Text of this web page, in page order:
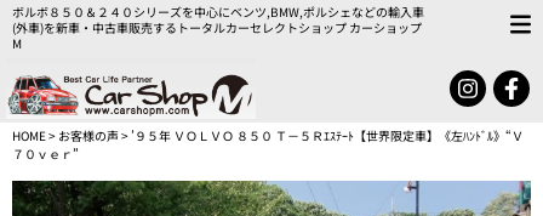
ボルボ８５０＆２４０シリーズを中心にベンツ,BMW,ポルシェなどの輸入車
(外車)を新車・中古車販売するトータルカーセレクトショップ カーショップ
M
HOME> お客様の声> ’９５年 ＶＯＬＶＯ ８５０ Ｔ－５Ｒｴｽﾃｰﾄ【世界限定車】《左ﾊﾝﾄﾞﾙ》“Ｖ
７０ｖｅｒ”